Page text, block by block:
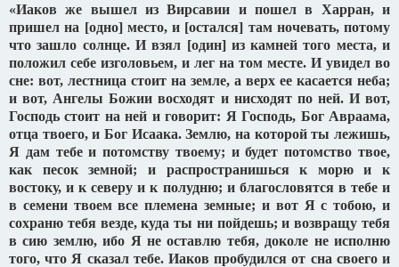
«Иаков же вышел из Вирсавии и пошел в Харран, и
пришел на [одно] место, и [остался] там ночевать, потому
что зашло солнце. И взял [один] из камней того места, и
положил себе изголовьем, и лег на том месте. И увидел во
сне: вот, лестница стоит на земле, а верх ее касается неба;
и вот, Ангелы Божии восходят и нисходят по ней. И вот,
Господь стоит на ней и говорит: Я Господь, Бог Авраама,
отца твоего, и Бог Исаака. Землю, на которой ты лежишь,
Я дам тебе и потомству твоему; и будет потомство твое,
как песок земной; и распространишься к морю и к
востоку, и к северу и к полудню; и благословятся в тебе и
в семени твоем все племена земные; и вот Я с тобою, и
сохраню тебя везде, куда ты ни пойдешь; и возвращу тебя
в сию землю, ибо Я не оставлю тебя, доколе не исполню
того, что Я сказал тебе. Иаков пробудился от сна своего и